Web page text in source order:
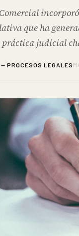
que ha
práctica judicial
PROCESOS LEGALES